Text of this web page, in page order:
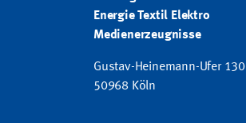
Energie Textil Elektro
Medienerzeugnisse
Gustav-Heinemann-Ufer 130
50968 Köln